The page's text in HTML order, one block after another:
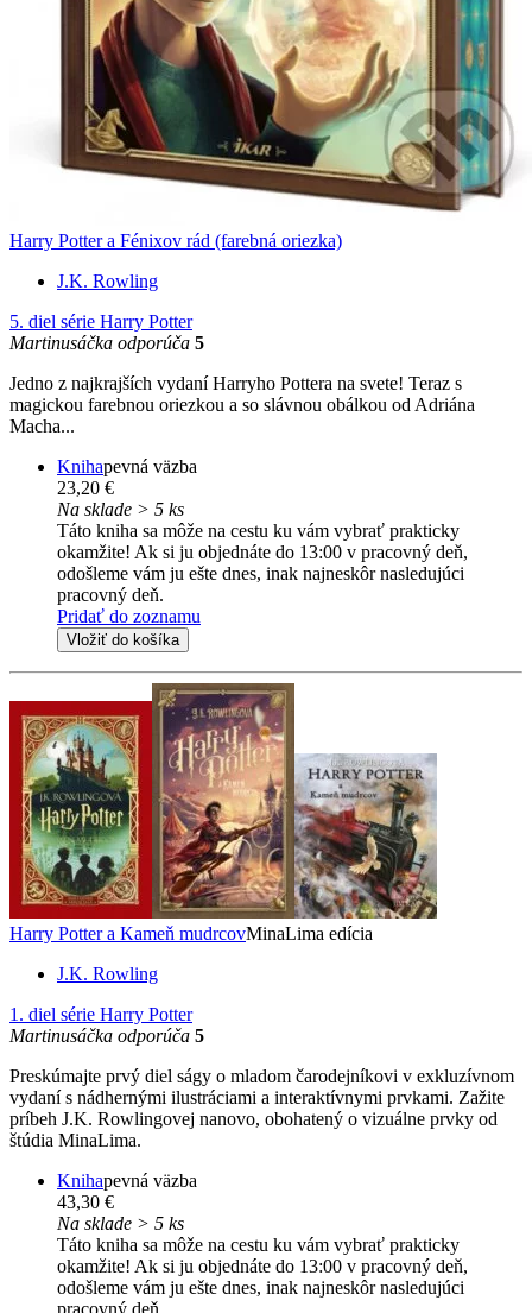
Harry Potter a Fénixov rád (farebná oriezka)
J.K. Rowling
5. diel série Harry Potter
Martinusáčka odporúča 5
Jedno z najkrajších vydaní Harryho Pottera na svete! Teraz s
magickou farebnou oriezkou a so slávnou obálkou od Adriána
Macha...
Knihapevná väzba
23,20 €
Na sklade > 5 ks
Táto kniha sa môže na cestu ku vám vybrať prakticky
okamžite! Ak si ju objednáte do 13:00 v pracovný deň,
odošleme vám ju ešte dnes, inak najneskôr nasledujúci
pracovný deň.
Pridať do zoznamu
Vložiť do košíka
Harry Potter a Kameň mudrcovMinaLima edícia
J.K. Rowling
1. diel série Harry Potter
Martinusáčka odporúča 5
Preskúmajte prvý diel ságy o mladom čarodejníkovi v exkluzívnom
vydaní s nádhernými ilustráciami a interaktívnymi prvkami. Zažite
príbeh J.K. Rowlingovej nanovo, obohatený o vizuálne prvky od
štúdia MinaLima.
Knihapevná väzba
43,30 €
Na sklade > 5 ks
Táto kniha sa môže na cestu ku vám vybrať prakticky
okamžite! Ak si ju objednáte do 13:00 v pracovný deň,
odošleme vám ju ešte dnes, inak najneskôr nasledujúci